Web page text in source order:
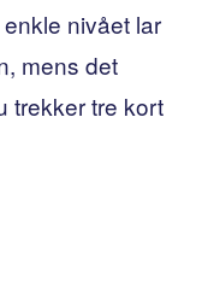
nivået lar
mens det
trekker tre kort